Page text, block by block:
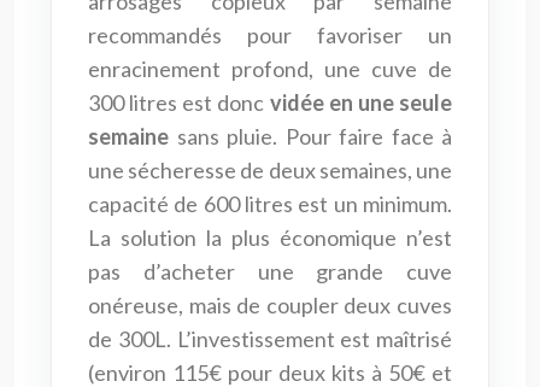
recommandés pour favoriser un
enracinement profond, une cuve de
300 litres est donc vidée en une seule
semaine sans pluie. Pour faire face à
une sécheresse de deux semaines, une
capacité de 600 litres est un minimum.
La solution la plus économique n’est
pas d’acheter une grande cuve
onéreuse, mais de coupler deux cuves
de 300L. L’investissement est maîtrisé
(environ 115€ pour deux kits à 50€ et